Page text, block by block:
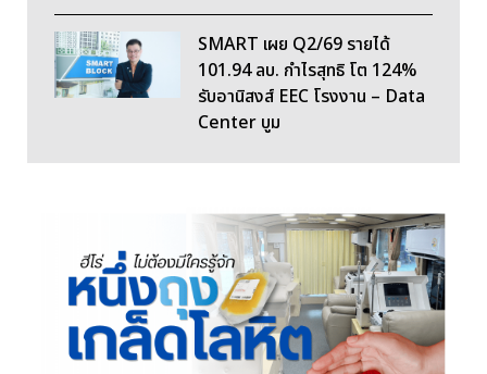
SMART เผย Q2/69 รายได้
101.94 ลบ. กำไรสุทธิ โต 124%
รับอานิสงส์ EEC โรงงาน – Data
Center บูม